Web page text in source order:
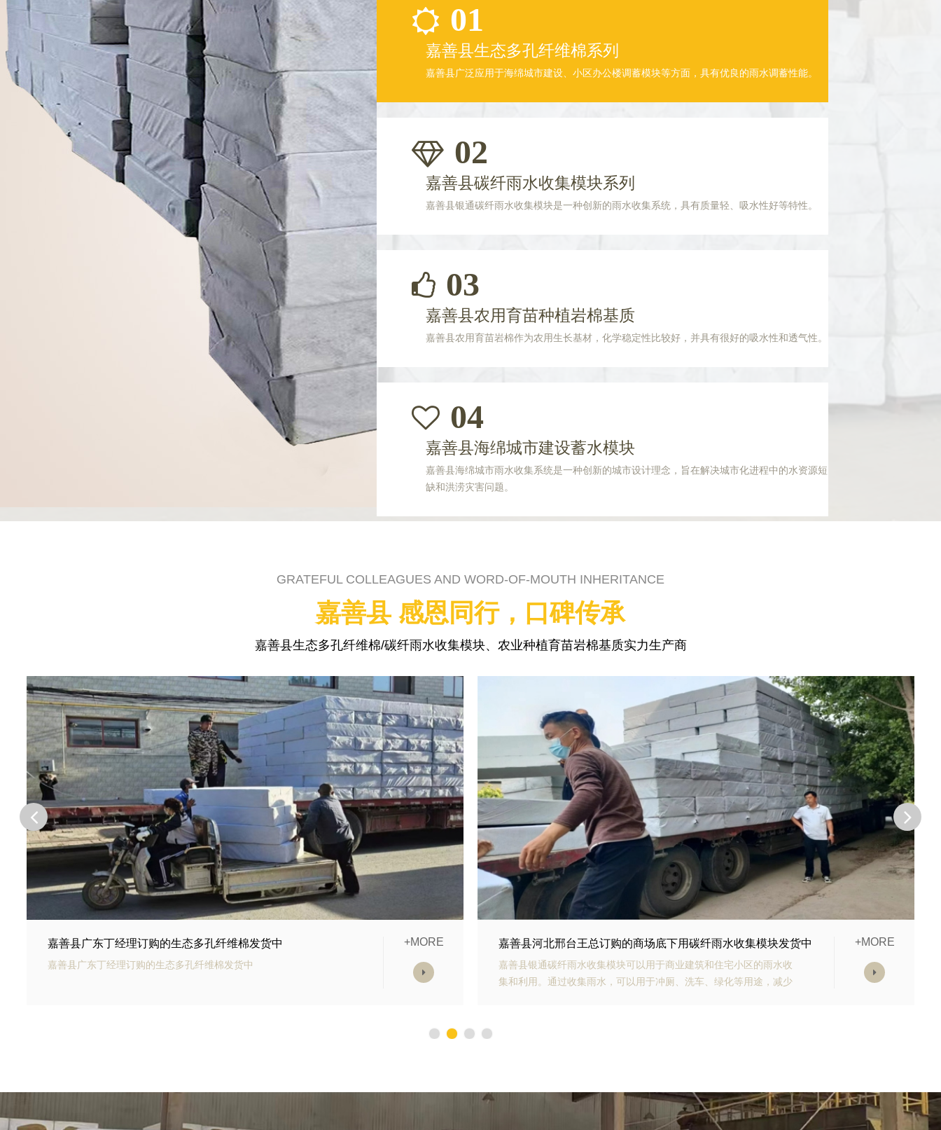
01
嘉善县生态多孔纤维棉系列
嘉善县广泛应用于海绵城市建设、小区办公楼调蓄模块等方面，具有优良的雨水调蓄性能。
02
嘉善县碳纤雨水收集模块系列
嘉善县银通碳纤雨水收集模块是一种创新的雨水收集系统，具有质量轻、吸水性好等特性。
03
嘉善县农用育苗种植岩棉基质
嘉善县农用育苗岩棉作为农用生长基材，化学稳定性比较好，并具有很好的吸水性和透气性。
04
嘉善县海绵城市建设蓄水模块
嘉善县海绵城市雨水收集系统是一种创新的城市设计理念，旨在解决城市化进程中的水资源短
缺和洪涝灾害问题。
GRATEFUL COLLEAGUES AND WORD-OF-MOUTH INHERITANCE
嘉善县 感恩同行，口碑传承
嘉善县生态多孔纤维棉/碳纤雨水收集模块、农业种植育苗岩棉基质实力生产商
嘉善县河北邢台王总订购的商场底下用碳纤雨水收集模块发货中
嘉善县银通碳纤雨水收集模块可以用于商业建筑和住宅小区的雨水收
+MORE 嘉善县山东青岛李经理订购的生态多孔纤维棉正在发货
嘉善县银通生态多孔纤维棉具有高强承载能力、高抗渗能力、抗老化
能力强、施工方便等优势。模块的顶部应设计有反冲洗装置，以防止
+MORE